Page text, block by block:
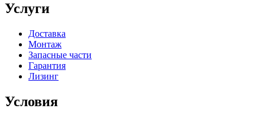
Услуги
Доставка
Монтаж
Запасные части
Гарантия
Лизинг
Условия